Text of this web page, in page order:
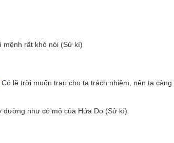
mệnh rất khó nói (Sử kí)
Có lẽ trời muốn trao cho ta trách nhiệm, nên ta càng
dường như có mộ của Hứa Do (Sử kí)